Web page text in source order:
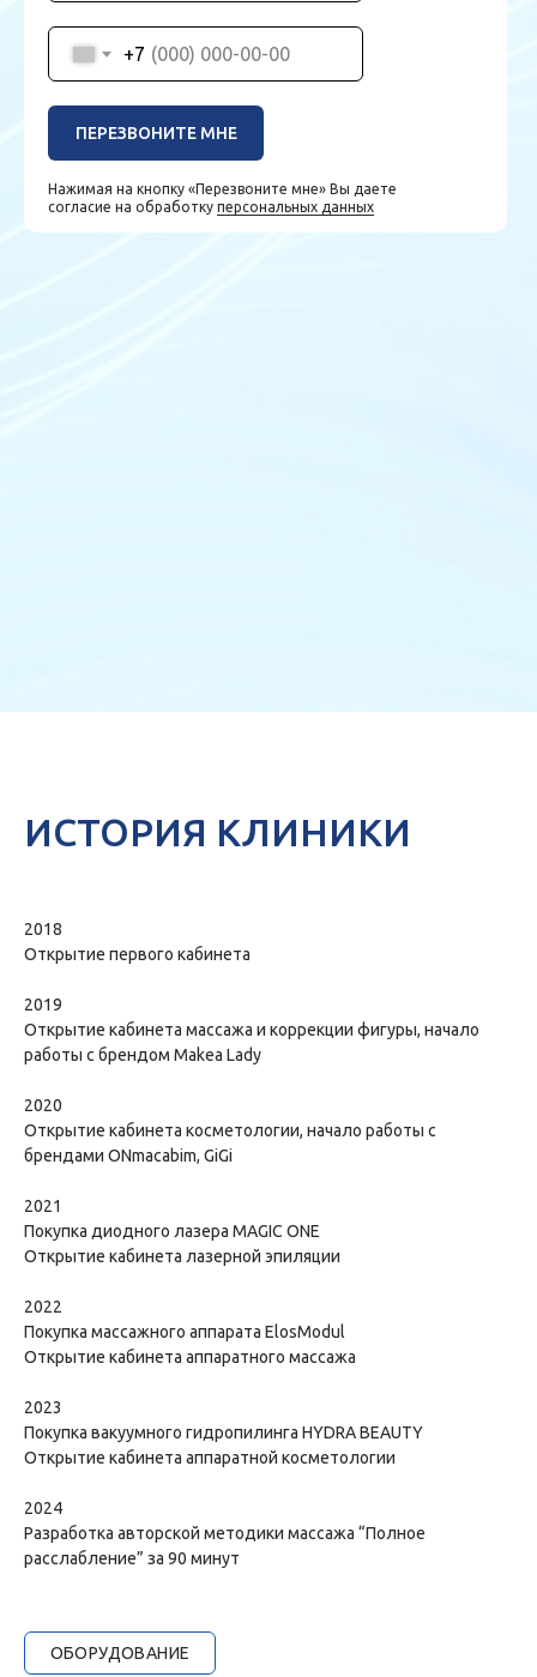
+7
ПЕРЕЗВОНИТЕ МНЕ
Нажимая на кнопку «Перезвоните мне» Вы даете
согласие на обработку персональных данных
ИСТОРИЯ КЛИНИКИ
2018
Открытие первого кабинета
2019
Открытие кабинета массажа и коррекции фигуры, начало
работы с брендом Makea Lady
2020
Открытие кабинета косметологии, начало работы с
брендами ONmacabim, GiGi
2021
Покупка диодного лазера MAGIC ONE
Открытие кабинета лазерной эпиляции
2022
Покупка массажного аппарата ElosModul
Открытие кабинета аппаратного массажа
2023
Покупка вакуумного гидропилинга HYDRA BEAUTY
Открытие кабинета аппаратной косметологии
2024
Разработка авторской методики массажа “Полное
расслабление” за 90 минут
ОБОРУДОВАНИЕ